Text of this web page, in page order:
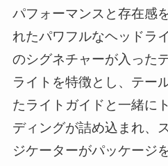
パフォーマンスと存在感
れたパワフルなヘッドラ
のシグネチャーが入った
ライトを特徴とし、テー
たライトガイドと一緒に
ディングが詰め込まれ、
ジケーターがパッケージ